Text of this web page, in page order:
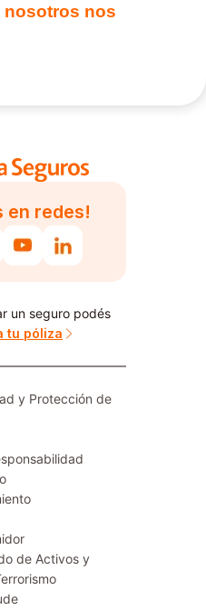
nosotros nos
en redes!
un seguro podés
tu póliza
y Protección de
de Activos y